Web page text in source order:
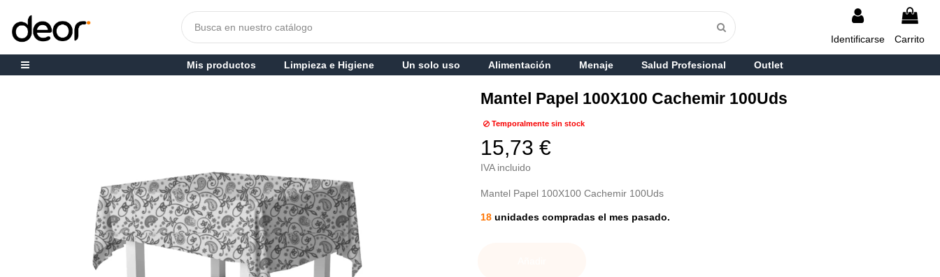
Identificarse Carrito
Mis productos Limpieza e Higiene Un solo uso Alimentación Menaje Salud Profesional Outlet
Mantel Papel 100X100 Cachemir 100Uds
Temporalmente sin stock
15,73 €
IVA incluido
Mantel Papel 100X100 Cachemir 100Uds
18 unidades compradas el mes pasado.